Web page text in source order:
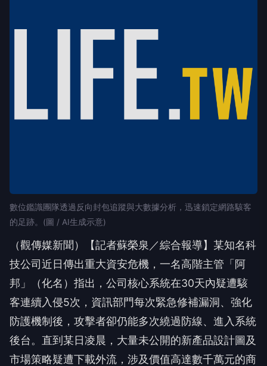
數位鑑識團隊透過反向封包追蹤與大數據分析，迅速鎖定網路駭客
的足跡。(圖 / AI生成示意)
（觀傳媒新聞）【記者蘇榮泉／綜合報導】某知名科
技公司近日傳出重大資安危機，一名高階主管「阿
邦」（化名）指出，公司核心系統在30天內疑遭駭
客連續入侵5次，資訊部門每次緊急修補漏洞、強化
防護機制後，攻擊者卻仍能多次繞過防線、進入系統
後台。直到某日凌晨，大量未公開的新產品設計圖及
市場策略疑遭下載外流，涉及價值高達數千萬元的商